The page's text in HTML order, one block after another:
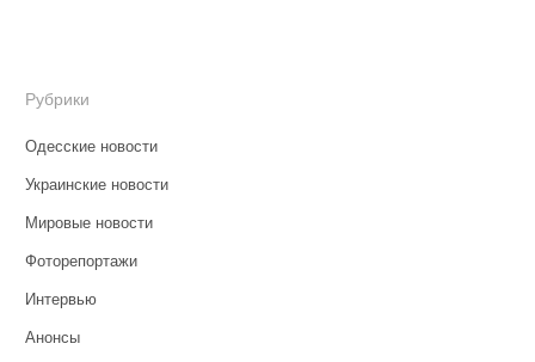
Рубрики
Одесские новости
Украинские новости
Мировые новости
Фоторепортажи
Интервью
Анонсы